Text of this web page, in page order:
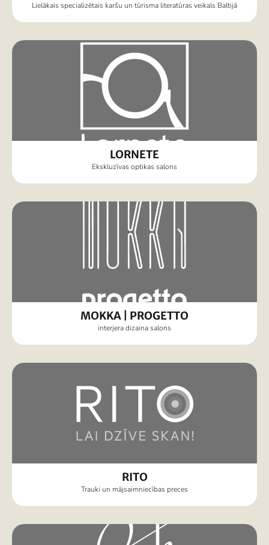
Lielākais specializētais karšu un tūrisma literatūras veikals Baltijā
LORNETE
Ekskluzīvas optikas salons
MOKKA | PROGETTO
interjera dizaina salons
RITO
Trauki un mājsaimniecības preces